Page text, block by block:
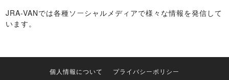
JRA-VANでは各種ソーシャルメディアで様々な情報を発信して
います。
個人情報について プライバシーポリシー